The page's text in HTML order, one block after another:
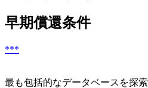
早期償還条件
***
最も包括的なデータベースを探索